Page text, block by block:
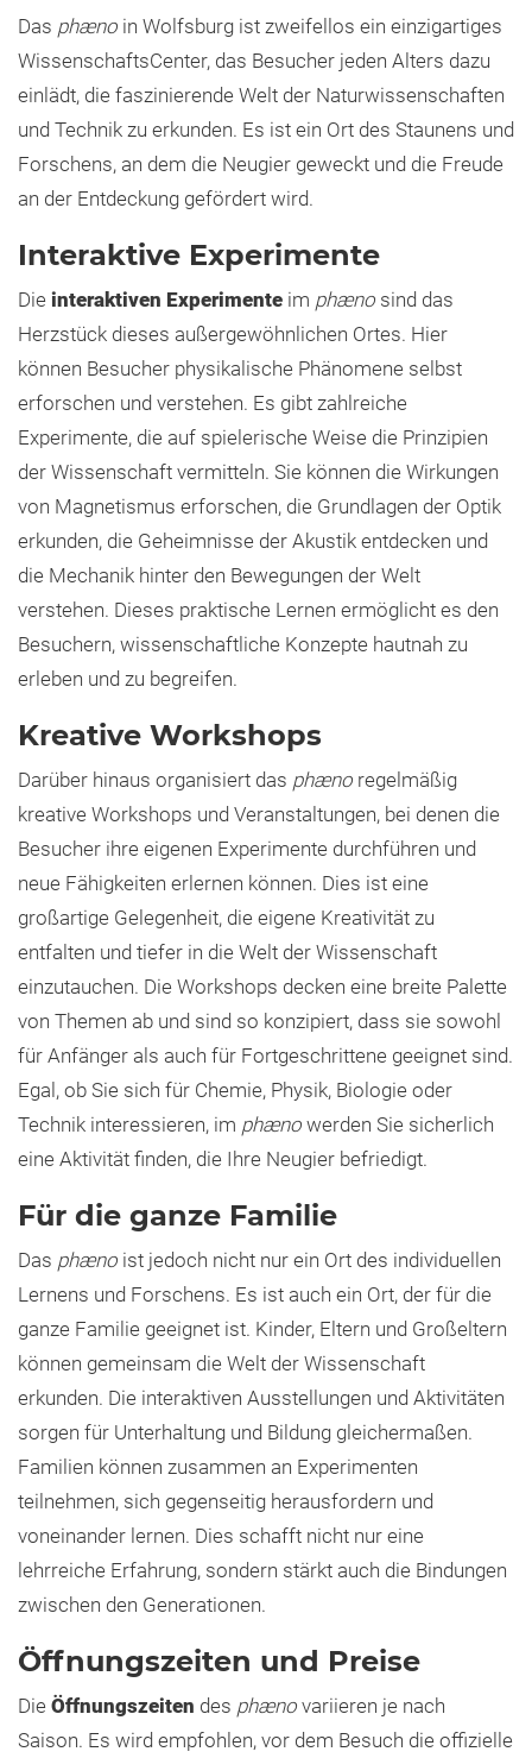
Das phæno in Wolfsburg ist zweifellos ein einzigartiges
WissenschaftsCenter, das Besucher jeden Alters dazu
einlädt, die faszinierende Welt der Naturwissenschaften
und Technik zu erkunden. Es ist ein Ort des Staunens und
Forschens, an dem die Neugier geweckt und die Freude
an der Entdeckung gefördert wird.
Interaktive Experimente
Die interaktiven Experimente im phæno sind das
Herzstück dieses außergewöhnlichen Ortes. Hier
können Besucher physikalische Phänomene selbst
erforschen und verstehen. Es gibt zahlreiche
Experimente, die auf spielerische Weise die Prinzipien
der Wissenschaft vermitteln. Sie können die Wirkungen
von Magnetismus erforschen, die Grundlagen der Optik
erkunden, die Geheimnisse der Akustik entdecken und
die Mechanik hinter den Bewegungen der Welt
verstehen. Dieses praktische Lernen ermöglicht es den
Besuchern, wissenschaftliche Konzepte hautnah zu
erleben und zu begreifen.
Kreative Workshops
Darüber hinaus organisiert das phæno regelmäßig
kreative Workshops und Veranstaltungen, bei denen die
Besucher ihre eigenen Experimente durchführen und
neue Fähigkeiten erlernen können. Dies ist eine
großartige Gelegenheit, die eigene Kreativität zu
entfalten und tiefer in die Welt der Wissenschaft
einzutauchen. Die Workshops decken eine breite Palette
von Themen ab und sind so konzipiert, dass sie sowohl
für Anfänger als auch für Fortgeschrittene geeignet sind.
Egal, ob Sie sich für Chemie, Physik, Biologie oder
Technik interessieren, im phæno werden Sie sicherlich
eine Aktivität finden, die Ihre Neugier befriedigt.
Für die ganze Familie
Das phæno ist jedoch nicht nur ein Ort des individuellen
Lernens und Forschens. Es ist auch ein Ort, der für die
ganze Familie geeignet ist. Kinder, Eltern und Großeltern
können gemeinsam die Welt der Wissenschaft
erkunden. Die interaktiven Ausstellungen und Aktivitäten
sorgen für Unterhaltung und Bildung gleichermaßen.
Familien können zusammen an Experimenten
teilnehmen, sich gegenseitig herausfordern und
voneinander lernen. Dies schafft nicht nur eine
lehrreiche Erfahrung, sondern stärkt auch die Bindungen
zwischen den Generationen.
Öffnungszeiten und Preise
Die Öffnungszeiten des phæno variieren je nach
Saison. Es wird empfohlen, vor dem Besuch die offizielle